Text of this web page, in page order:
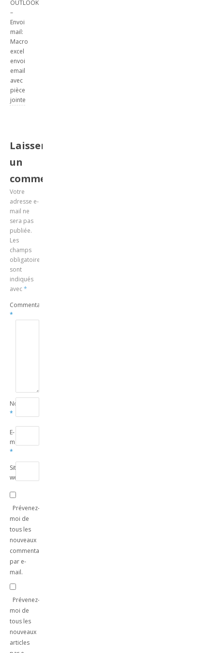
OUTLOOK
–
Envoi
mail:
Macro
excel
envoi
email
avec
pièce
jointe
Laisser
un
commentaire
Votre
adresse e-
mail ne
sera pas
publiée.
Les
champs
obligatoires
sont
indiqués
avec*
Commentaire
*
Nom
*
E-
mail
*
Site
web
Prévenez-
moi de
tous les
nouveaux
commentaires
par e-
mail.
Prévenez-
moi de
tous les
nouveaux
articles